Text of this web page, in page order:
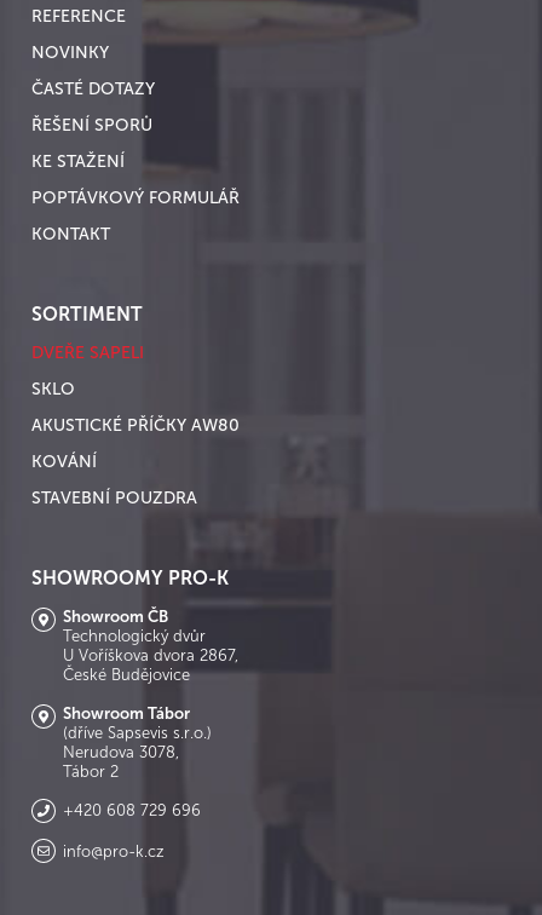
REFERENCE
NOVINKY
ČASTÉ DOTAZY
ŘEŠENÍ SPORŮ
KE STAŽENÍ
POPTÁVKOVÝ FORMULÁŘ
KONTAKT
SORTIMENT
DVEŘE SAPELI
SKLO
AKUSTICKÉ PŘÍČKY AW80
KOVÁNÍ
STAVEBNÍ POUZDRA
SHOWROOMY PRO-K
Showroom ČB
Technologický dvůr
U Voříškova dvora 2867,
České Budějovice
Showroom Tábor
(dříve Sapsevis s.r.o.)
Nerudova 3078,
Tábor 2
+420 608 729 696
info@pro-k.cz